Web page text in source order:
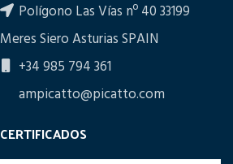
Polígono Las Vías nº 40 33199
Meres Siero Asturias SPAIN
+34 985 794 361
ampicatto@picatto.com
CERTIFICADOS